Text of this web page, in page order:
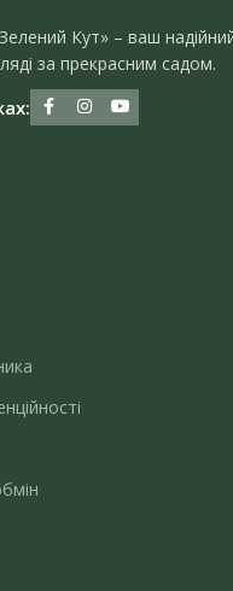
Кут» – ваш
за прекрасним садом.